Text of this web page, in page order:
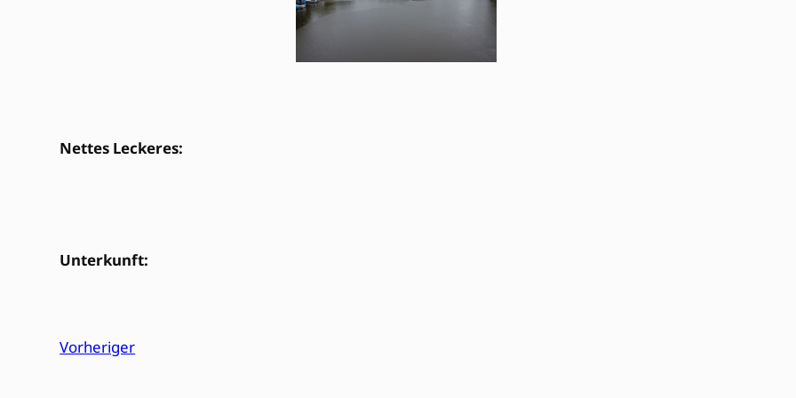
Nettes Leckeres:
Unterkunft:
Vorheriger